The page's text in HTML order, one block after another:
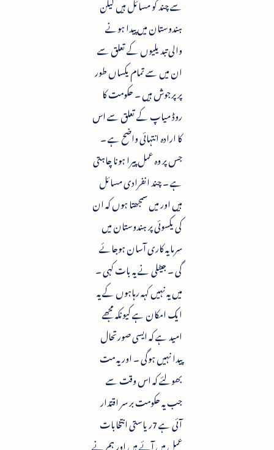
ہندوستان میں پیدا ہونے
والی تبدیلیوں کے تعلق سے
ان میں سے تمام یکساں طور
پر پرجوش ہیں ۔ حکومت کا
روڈ میاپ کے تعلق سے اس
کا ارادہ انتہائی واضح ہے ۔
جس پر وہ عمل پیرا ہونا چاہتی
ہے ۔ چند انفرادی مسائل
ہیں اور میں سمجھتا ہوں کہ ان
کی یکسوئی پر ہندوستان میں
سرمایہ کاری آسان ہوجائے
گی ۔ جیٹلی نے یہ بات کہی ۔
میں یہ نہیں کہہ رہاہوں کے یہ
ایک امکان ہے کیونکہ مجھے
امید ہے کہ ایسی صورتحال
پیدا نہیں ہوگی ۔ اور یہ مت
بھولئے کہ اس وقت سے
جب یہ حکومت بر سر اقتدار
آئی ہے 7ریاستی انتخابات
عمل میں آئے ہیں اور ہم نے